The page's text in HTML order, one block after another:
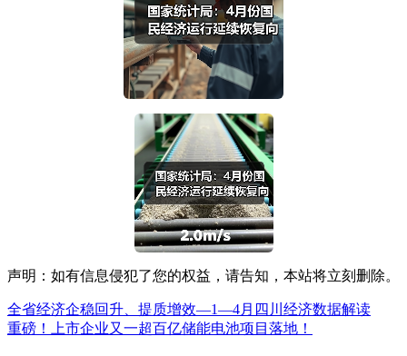
声明：如有信息侵犯了您的权益，请告知，本站将立刻删除。
全省经济企稳回升、提质增效―1―4月四川经济数据解读
重磅！上市企业又一超百亿储能电池项目落地！